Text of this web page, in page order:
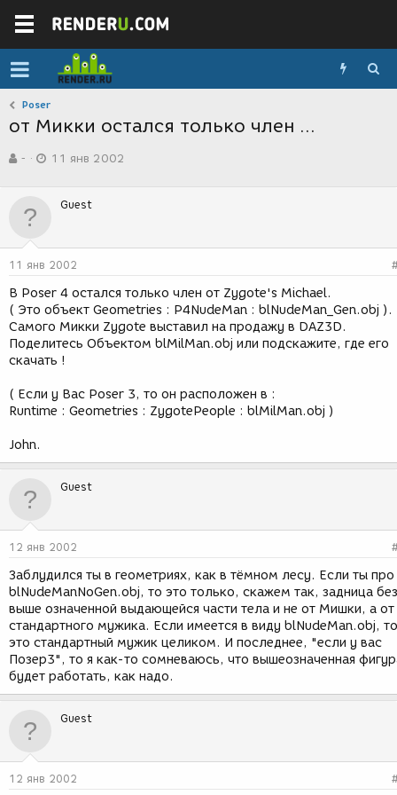
Poser
от Mикки остался только член ...
в
р
м
-
а
д
н
и
я
11 янв 2002
Guest
11 янв 2002
В Poser 4 остался только член от Zygote's Michael.
( Это объект Geometries : P4NudeMan : blNudeMan_Gen.obj ).
Самого Микки Zygote выставил на продажу в DAZ3D.
Поделитесь Объектом blMilMan.obj или подскажите, где его
скачать !
( Если у Вас Poser 3, то он расположен в :
Runtime : Geometries : ZygotePeople : blMilMan.obj )
John.
Guest
12 янв 2002
Заблудился ты в геометриях, как в тёмном лесу. Если ты про
blNudeManNoGen.obj, то это только, скажем так, задница без
выше означенной выдающейся части тела и не от Мишки, а от
стандартного мужика. Если имеется в виду blNudeMan.obj, то
это стандартный мужик целиком. И последнее, "если у вас
Позер3", то я как-то сомневаюсь, что вышеозначенная
будет работать, как надо.
Guest
12 янв 2002